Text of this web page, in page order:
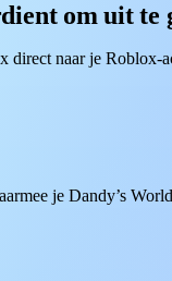
om uit te
direct naar je Roblox-
je Dandy’s